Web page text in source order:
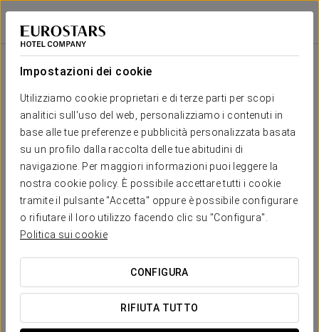
Impostazioni dei cookie
Utilizziamo cookie proprietari e di terze parti per scopi
analitici sull'uso del web, personalizziamo i contenuti in
base alle tue preferenze e pubblicità personalizzata basata
su un profilo dalla raccolta delle tue abitudini di
navigazione. Per maggiori informazioni puoi leggere la
nostra cookie policy. È possibile accettare tutti i cookie
tramite il pulsante "Accetta" oppure è possibile configurare
o rifiutare il loro utilizzo facendo clic su "Configura".
Politica sui cookie
CONFIGURA
RIFIUTA TUTTO
Dorma Layos Golf
TOLEDO - LAYOS
Il tuo matrimonio a/in
RICHIEDI PREVENTIVO